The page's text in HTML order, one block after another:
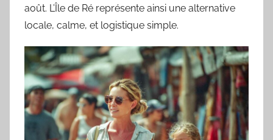
août. L’Île de Ré représente ainsi une alternative
locale, calme, et logistique simple.